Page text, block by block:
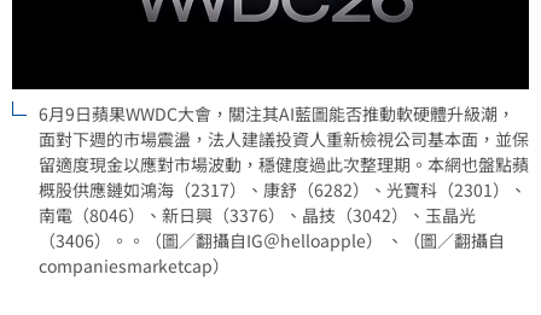
6月9日蘋果WWDC大會，關注其AI藍圖能否推動軟硬體升級潮，
面對下週的市場震盪，法人建議投資人重新檢視公司基本面，並保
留適度現金以應對市場波動，穩健度過此次整理期。本網也盤點蘋
概股供應鏈如鴻海（2317）、康舒（6282）、光寶科（2301）、
南電（8046）、新日興（3376）、晶技（3042）、玉晶光
（3406）。。（圖／翻攝自IG＠helloapple） 、（圖／翻攝自
companiesmarketcap）